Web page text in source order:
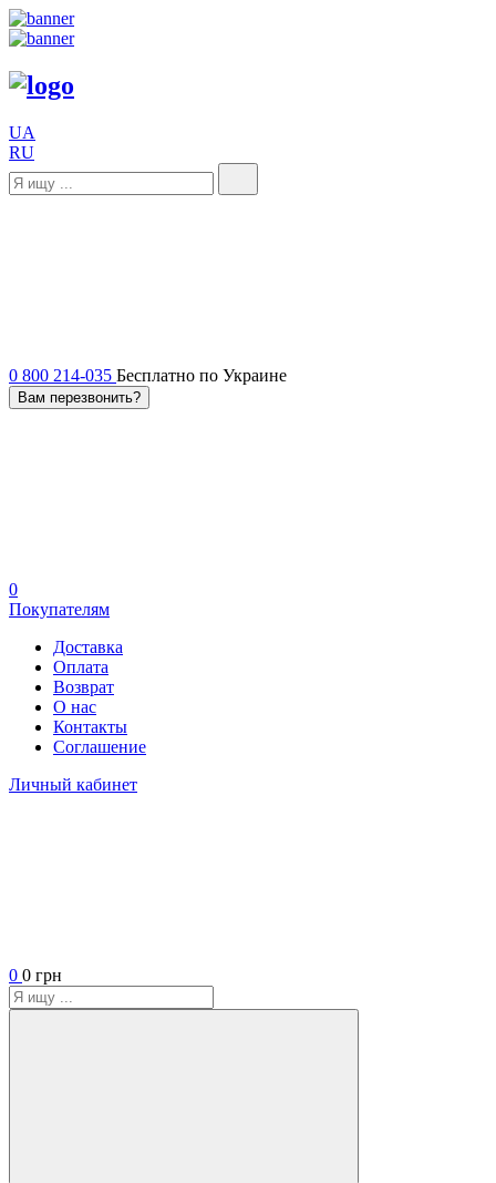
UA
RU
0 800 214-035 Бесплатно по Украине
Вам перезвонить?
0
Покупателям
Доставка
Оплата
Возврат
О нас
Контакты
Соглашение
Личный кабинет
0 0 грн